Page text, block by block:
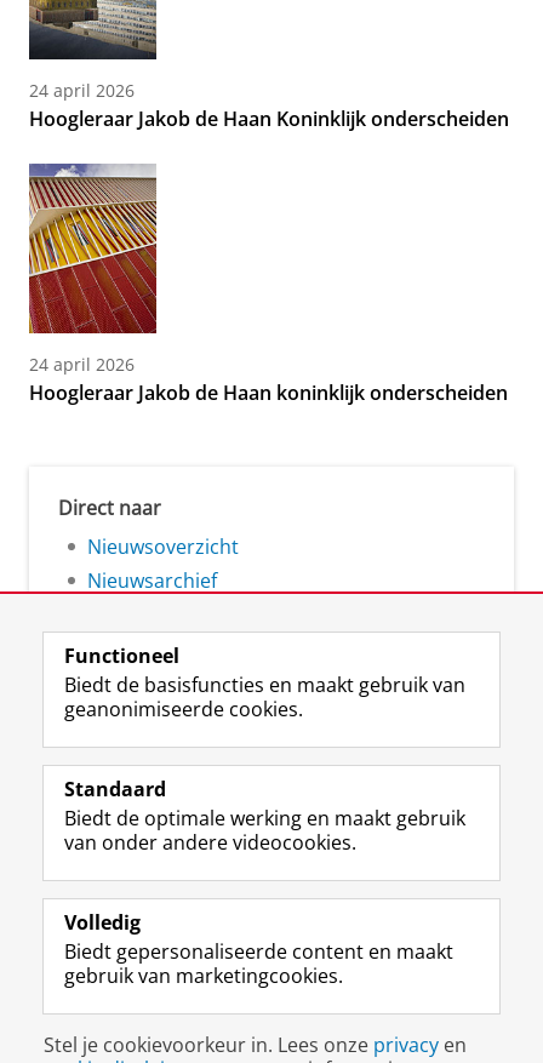
24 april 2026
Hoogleraar Jakob de Haan Koninklijk onderscheiden
24 april 2026
Hoogleraar Jakob de Haan koninklijk onderscheiden
Direct naar
Nieuwsoverzicht
Nieuwsarchief
Volg de RUG
F
a
e
b
o
p
a
i
n
L
i
k
e
I
-
p
g
i
R
S
-
f
e
R
k
s
I
n
t
r
m
c
c
Y
o
T
e
k
a
a
Studiekiezers
Alumni
Over ons
Disclaimer & Copyright
Functioneel
Biedt de basisfuncties en maakt gebruik van
geanonimiseerde cookies.
Standaard
Biedt de optimale werking en maakt gebruik
van onder andere videocookies.
Volledig
Biedt gepersonaliseerde content en maakt
gebruik van marketingcookies.
Stel je cookievoorkeur in. Lees onze privacy en